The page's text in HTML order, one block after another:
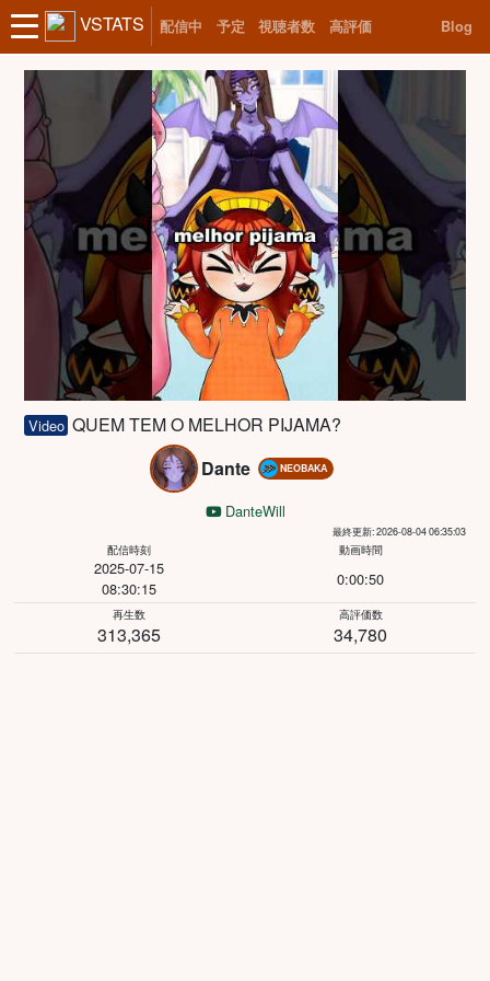
VSTATS 配信中 予定 視聴者数 高評価 Blog
Video QUEM TEM O MELHOR PIJAMA?
Dante
NEOBAKA
DanteWill
最終更新: 2026-08-04 06:35:03
配信時刻
2025-07-15
08:30:15
動画時間
0:00:50
再生数
313,365
高評価数
34,780